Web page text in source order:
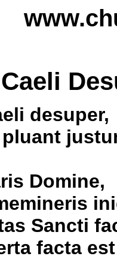
desuper,
Domine,
Sancti
facta